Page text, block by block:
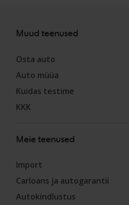
Muud teenused
Osta auto
Auto müüa
Kuidas testime
KKK
Meie teenused
Import
Carloans ja autogarantii
Autokindlustus